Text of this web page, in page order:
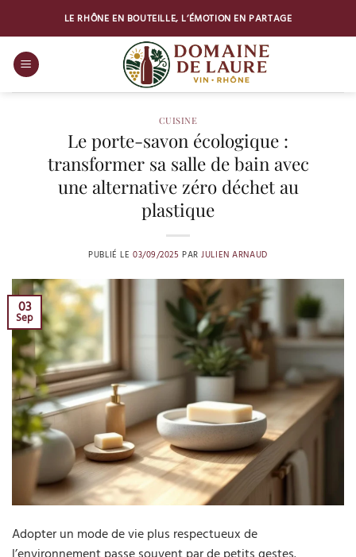
contenu
LE RHÔNE EN BOUTEILLE, L’ÉMOTION EN PARTAGE
CUISINE
Le porte-savon écologique :
transformer sa salle de bain avec
une alternative zéro déchet au
plastique
PUBLIÉ LE 03/09/2025 PARJULIEN ARNAUD
03
Sep
Adopter un mode de vie plus respectueux de